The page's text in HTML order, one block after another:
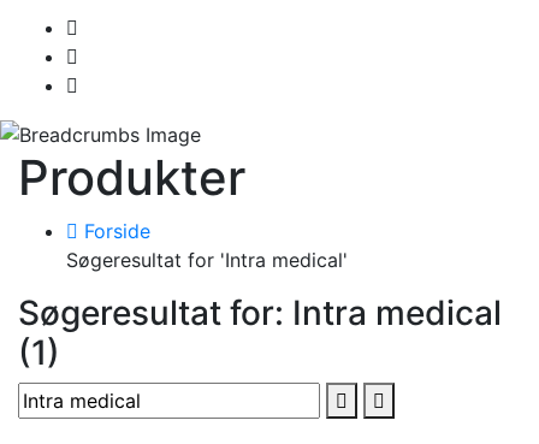
Produkter
Forside
Søgeresultat for 'Intra medical'
Søgeresultat for: Intra medical
(1)